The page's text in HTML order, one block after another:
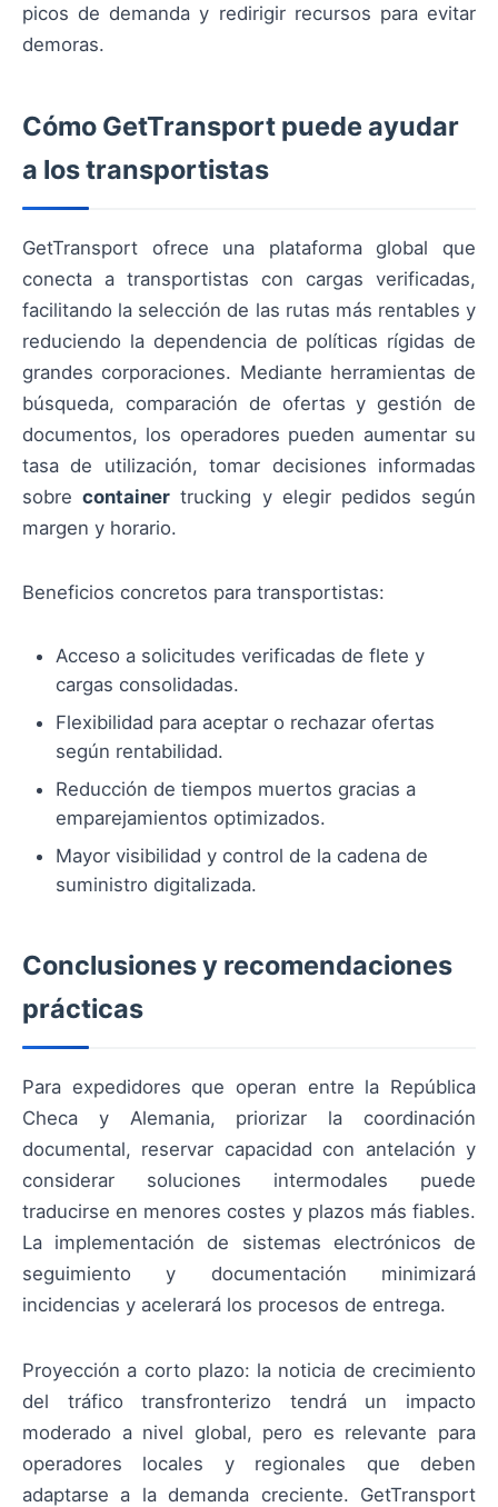
picos de demanda y redirigir recursos para evitar
demoras.
Cómo GetTransport puede ayudar
a los transportistas
GetTransport ofrece una plataforma global que
conecta a transportistas con cargas verificadas,
facilitando la selección de las rutas más rentables y
reduciendo la dependencia de políticas rígidas de
grandes corporaciones. Mediante herramientas de
búsqueda, comparación de ofertas y gestión de
documentos, los operadores pueden aumentar su
tasa de utilización, tomar decisiones informadas
sobrecontainer trucking y elegir pedidos según
margen y horario.
Beneficios concretos para transportistas:
Acceso a solicitudes verificadas de flete y
cargas consolidadas.
Flexibilidad para aceptar o rechazar ofertas
según rentabilidad.
Reducción de tiempos muertos gracias a
emparejamientos optimizados.
Mayor visibilidad y control de la cadena de
suministro digitalizada.
Conclusiones y recomendaciones
prácticas
Para expedidores que operan entre la República
Checa y Alemania, priorizar la coordinación
documental, reservar capacidad con antelación y
considerar soluciones intermodales puede
traducirse en menores costes y plazos más fiables.
La implementación de sistemas electrónicos de
seguimiento y documentación minimizará
incidencias y acelerará los procesos de entrega.
Proyección a corto plazo: la noticia de crecimiento
del tráfico transfronterizo tendrá un impacto
moderado a nivel global, pero es relevante para
operadores locales y regionales que deben
adaptarse a la demanda creciente. GetTransport